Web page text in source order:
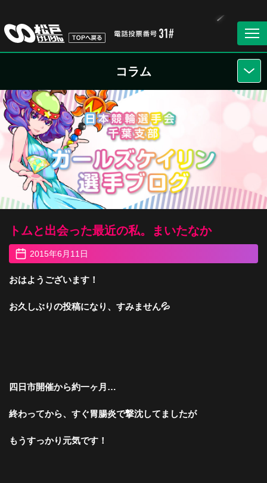
コラム
トムと出会った最近の私。まいたなか
2015年6月11日
おはようございます！
お久しぶりの投稿になり、すみません💦
四日市開催から約一ヶ月…
終わってから、すぐ胃腸炎で撃沈してましたが
もうすっかり元気です！